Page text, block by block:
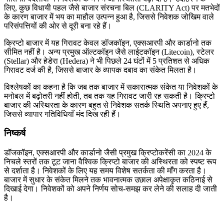
लिए, कुछ विधायी पहल जैसे बाजार संरचना बिल (CLARITY Act) पर मतभेदों
के कारण बाजार में भय का माहौल उत्पन्न हुआ है, जिससे निवेशक जोखिम वाले
परिसंपत्तियों की ओर से दूरी बना रहे हैं।
क्रिप्टो बाजार में यह गिरावट केवल डॉजकॉइन, एक्सआरपी और कार्डानो तक
सीमित नहीं है। अन्य प्रमुख ऑल्टकॉइन जैसे लाईटकॉइन (Litecoin), स्टेलर
(Stellar) और हेडेरा (Hedera) ने भी पिछले 24 घंटों में 5 प्रतिशत से अधिक
गिरावट दर्ज की है, जिससे बाजार के व्यापक दबाव का संकेत मिलता है।
विश्लेषकों का कहना है कि जब तक बाजार में सकारात्मक संकेत या निवेशकों के
मनोबल में बढ़ोतरी नहीं होती, तब तक यह गिरावट जारी रह सकती है। क्रिप्टो
बाजार की अस्थिरता के कारण बहुत से निवेशक सतर्क स्थिति अपनाए हुए हैं,
जिससे व्यापार गतिविधियाँ मंद दिख रही हैं।
निष्कर्ष
डॉजकॉइन, एक्सआरपी और कार्डानो जैसी प्रमुख क्रिप्टोकरेंसी का 2024 के
निचले स्तरों तक टूट जाना वैश्विक क्रिप्टो बाजार की अस्थिरता को स्पष्ट रूप
से दर्शाता है। निवेशकों के लिए यह समय विशेष सतर्कता की माँग करता है।
बाजार में सुधार के संकेत मिलने तक भावनात्मक उछाल अपेक्षाकृत कठिनाई से
दिखाई देगा। निवेशकों को अपने निर्णय सोच-समझ कर लेने की सलाह दी जाती
है।